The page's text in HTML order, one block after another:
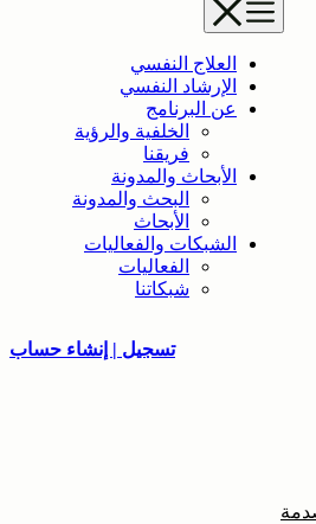
العلاج النفسي
الإرشاد النفسي
عن البرنامج
الخلفية والرؤية
فريقنا
الأبحاث والمدونة
البحث والمدونة
الأبحاث
الشبكات والفعاليات
الفعاليات
شبكاتنا
تسجيل | إنشاء حساب